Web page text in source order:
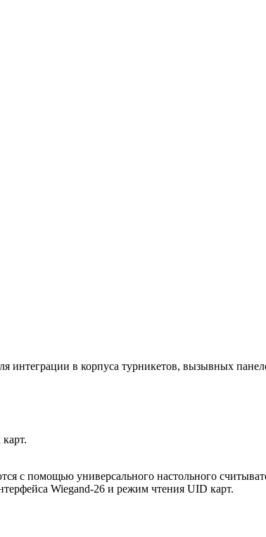
интеграции в корпуса турникетов, вызывных
с помощью универсального настольного
Wiegand-26 и режим чтения UID карт.